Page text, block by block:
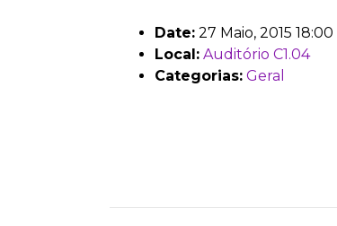
Date: 27 Maio, 2015 18:00
Local: Auditório C1.04
Categorias: Geral